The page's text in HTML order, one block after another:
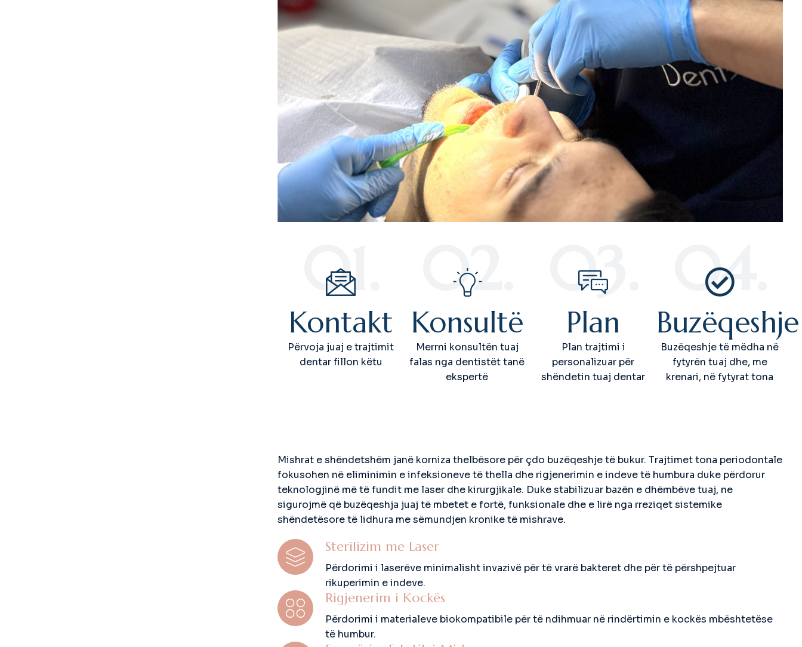
01.
Kontakt
Përvoja juaj e trajtimit
dentar fillon këtu
02.
Konsultë
Merrni konsultën tuaj
falas nga dentistët tanë
ekspertë
03.
Plan
Plan trajtimi i
personalizuar për
shëndetin tuaj dentar
04.
Buzëqeshje
Buzëqeshje të mëdha në
fytyrën tuaj dhe, me
krenari, në fytyrat tona
Mishrat e shëndetshëm janë korniza thelbësore për çdo buzëqeshje të bukur. Trajtimet tona periodontale
fokusohen në eliminimin e infeksioneve të thella dhe rigjenerimin e indeve të humbura duke përdorur
teknologjinë më të fundit me laser dhe kirurgjikale. Duke stabilizuar bazën e dhëmbëve tuaj, ne
sigurojmë që buzëqeshja juaj të mbetet e fortë, funksionale dhe e lirë nga rreziqet sistemike
shëndetësore të lidhura me sëmundjen kronike të mishrave.
Sterilizim me Laser
Përdorimi i laserëve minimalisht invazivë për të vrarë bakteret dhe për të përshpejtuar
rikuperimin e indeve.
Rigjenerim i Kockës
Përdorimi i materialeve biokompatibile për të ndihmuar në rindërtimin e kockës mbështetëse
të humbur.